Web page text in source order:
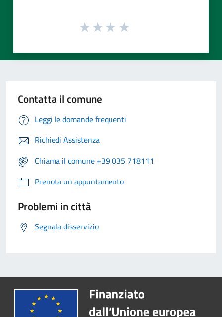
Contatta il comune
Leggi le domande frequenti
Richiedi Assistenza
Chiama il comune +39 035 718111
Prenota un appuntamento
Problemi in città
Segnala disservizio